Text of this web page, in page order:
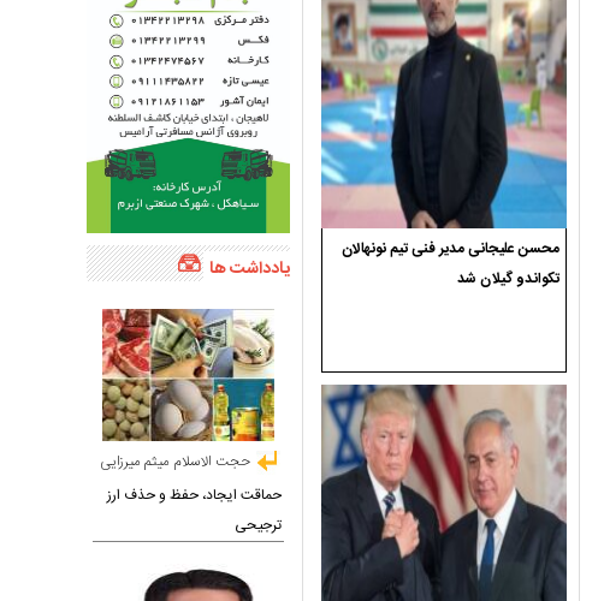
محسن علیجانی مدیر فنی تیم نونهالان
تکواندو گیلان شد
یادداشت ها
حجت الاسلام میثم میرزایی
حماقت ایجاد، حفظ و حذف ارز
ترجیحی